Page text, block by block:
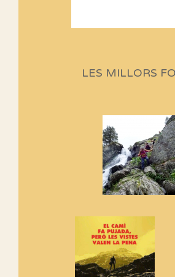
Sortides Centpeus
programació d'aquest
Si no podem caminar,
cosa hem de fer...
Els Centpeus signen
Manifest a favor dels
adhereix-te al manifest!
Rebem un diploma
Amics de Sant Aniol
LES MILLORS